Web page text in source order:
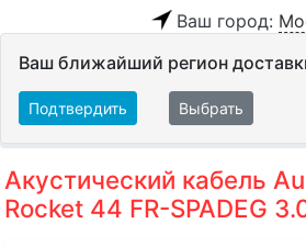
Ваш город:
Ваш ближайший регион
Подтвердить Выбрать
Акустический кабель
Rocket 44 FR-SPADEG